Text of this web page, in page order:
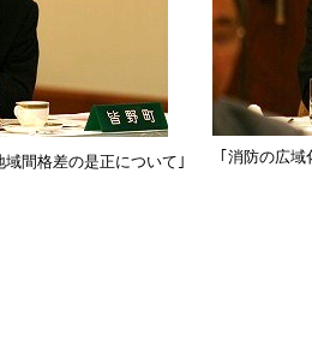
間格差の是正について｣
｢消防の広域